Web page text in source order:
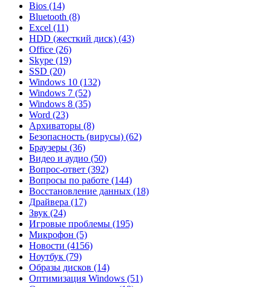
Bios (14)
Bluetooth (8)
Excel (11)
HDD (жесткий диск) (43)
Office (26)
Skype (19)
SSD (20)
Windows 10 (132)
Windows 7 (52)
Windows 8 (35)
Word (23)
Архиваторы (8)
Безопасность (вирусы) (62)
Браузеры (36)
Видео и аудио (50)
Вопрос-ответ (392)
Вопросы по работе (144)
Восстановление данных (18)
Драйвера (17)
Звук (24)
Игровые проблемы (195)
Микрофон (5)
Новости (4156)
Ноутбук (79)
Образы дисков (14)
Оптимизация Windows (51)